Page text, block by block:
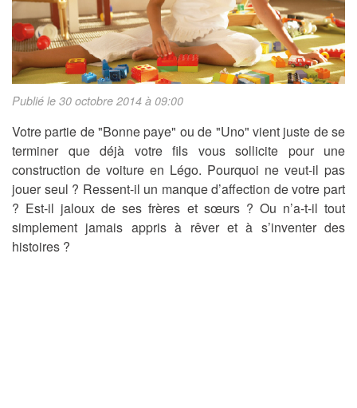
Publié le 30 octobre 2014 à 09:00
Votre partie de "Bonne paye" ou de "Uno" vient juste de se
terminer que déjà votre fils vous sollicite pour une
construction de voiture en Légo. Pourquoi ne veut-il pas
jouer seul ? Ressent-il un manque d’affection de votre part
? Est-il jaloux de ses frères et sœurs ? Ou n’a-t-il tout
simplement jamais appris à rêver et à s’inventer des
histoires ?